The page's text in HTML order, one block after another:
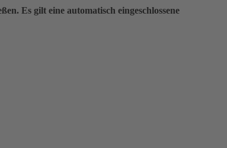
Es gilt eine automatisch eingeschlossene